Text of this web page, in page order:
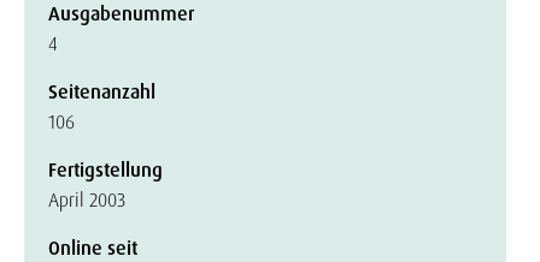
Ausgabenummer
4
Seitenanzahl
106
Fertigstellung
April 2003
Online seit